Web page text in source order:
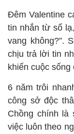
Đêm Valentine
tin nhắn từ số
vang không?”.
chịu trả lời tin
khiến cuộc
6 năm trôi
công sở độc
Chồng chính là
việc luôn theo